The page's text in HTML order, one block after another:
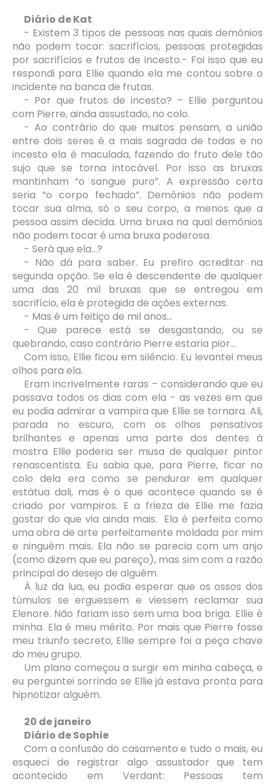
Diário de Kat
- Existem 3 tipos de pessoas nas quais demônios
não podem tocar: sacrifícios, pessoas protegidas
por sacrifícios e frutos de incesto.- Foi isso que eu
respondi para Ellie quando ela me contou sobre o
incidente na banca de frutas.
- Por que frutos de incesto? – Ellie perguntou
com Pierre, ainda assustado, no colo.
- Ao contrário do que muitos pensam, a união
entre dois seres é a mais sagrada de todas e no
incesto ela é maculada, fazendo do fruto dele tão
sujo que se torna intocável. Por isso as bruxas
mantinham “o sangue puro”. A expressão certa
seria “o corpo fechado”. Demônios não podem
tocar sua alma, só o seu corpo, a menos que a
pessoa assim decida. Uma bruxa na qual demônios
não podem tocar é uma bruxa poderosa.
- Será que ela...?
- Não dá para saber. Eu prefiro acreditar na
segunda opção. Se ela é descendente de qualquer
uma das 20 mil bruxas que se entregou em
sacrifício, ela é protegida de ações externas.
- Mas é um feitiço de mil anos...
- Que parece está se desgastando, ou se
quebrando, caso contrário Pierre estaria pior...
Com isso, Ellie ficou em silêncio. Eu levantei meus
olhos para ela.
Eram incrivelmente raras – considerando que eu
passava todos os dias com ela - as vezes em que
eu podia admirar a vampira que Ellie se tornara. Ali,
parada no escuro, com os olhos pensativos
brilhantes e apenas uma parte dos dentes à
mostra Ellie poderia ser musa de qualquer pintor
renascentista. Eu sabia que, para Pierre, ficar no
colo dela era como se pendurar em qualquer
estátua dali, mas é o que acontece quando se é
criado por vampiros. E a frieza de Ellie me fazia
gostar do que via ainda mais. Ela é perfeita como
uma obra de arte perfeitamente moldada por mim
e ninguém mais. Ela não se parecia com um anjo
(como dizem que eu pareço), mas sim com a razão
principal do desejo de alguém.
À luz da lua, eu podia esperar que os ossos dos
túmulos se erguessem e viessem reclamar sua
Elenore. Não fariam isso sem uma boa briga. Ellie é
minha. Ela é meu mérito. Por mais que Pierre fosse
meu triunfo secreto, Ellie sempre foi a peça chave
do meu grupo.
Um plano começou a surgir em minha cabeça, e
eu perguntei sorrindo se Ellie já estava pronta para
hipnotizar alguém.
20 de janeiro
Diário de Sophie
Com a confusão do casamento e tudo o mais, eu
esqueci de registrar algo assustador que tem
acontecido em Verdant: Pessoas tem